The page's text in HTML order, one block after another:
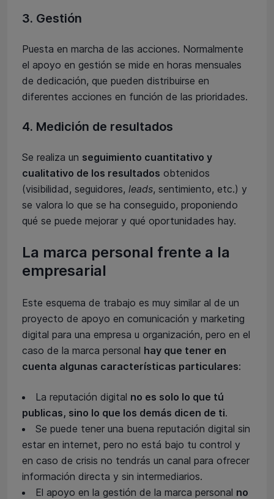
3. Gestión
Puesta en marcha de las acciones. Normalmente
el apoyo en gestión se mide en horas mensuales
de dedicación, que pueden distribuirse en
diferentes acciones en función de las prioridades.
4. Medición de resultados
Se realiza un seguimiento cuantitativo y
cualitativo de los resultados obtenidos
(visibilidad, seguidores, leads, sentimiento, etc.) y
se valora lo que se ha conseguido, proponiendo
qué se puede mejorar y qué oportunidades hay.
La marca personal frente a la
empresarial
Este esquema de trabajo es muy similar al de un
proyecto de apoyo en comunicación y marketing
digital para una empresa u organización, pero en el
caso de la marca personal hay que tener en
cuenta algunas características particulares:
La reputación digital no es solo lo que tú
publicas, sino lo que los demás dicen de ti.
Se puede tener una buena reputación digital sin
estar en internet, pero no está bajo tu control y
en caso de crisis no tendrás un canal para ofrecer
información directa y sin intermediarios.
El apoyo en la gestión de la marca personal no